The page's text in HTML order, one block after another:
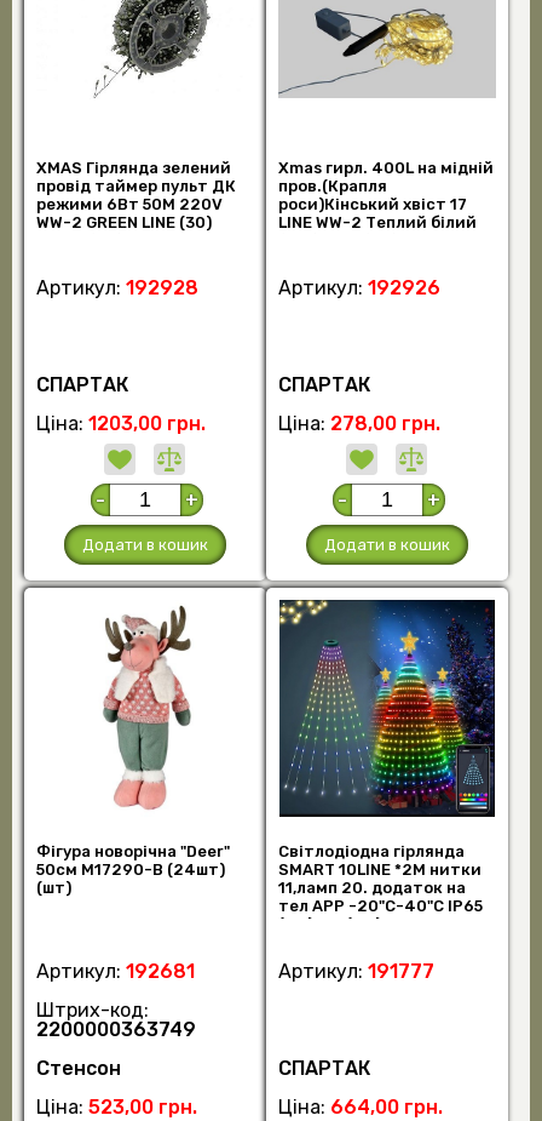
XMAS Гірлянда зелений
провід таймер пульт ДК
режими 6Вт 50M 220V
WW-2 GREEN LINE (30)
Артикул: 192928
СПАРТАК
Ціна: 1203,00 грн.
- +
Додати в кошик
Xmas гирл. 400L на мідній
пров.(Крапля
роси)Кінський хвіст 17
LINE WW-2 Теплий білий
Артикул: 192926
СПАРТАК
Ціна: 278,00 грн.
- +
Додати в кошик
Фігура новорічна "Deer"
50см M17290-B (24шт)
(шт)
Артикул: 192681
Штрих-код:
2200000363749
Стенсон
Ціна: 523,00 грн.
Світлодіодна гірлянда
SMART 10LINE *2M нитки
11,ламп 20. додаток на
тел APP -20"С-40"С IP65
(24) 101 (шт)
Артикул: 191777
СПАРТАК
Ціна: 664,00 грн.